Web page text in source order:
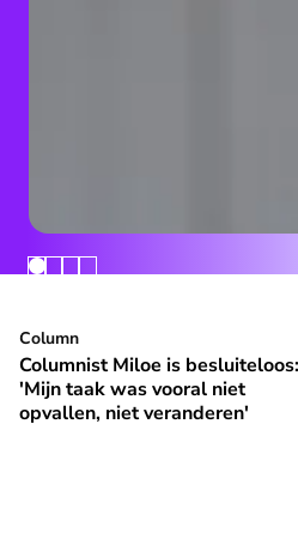
Columnist Miloe is
⭐ Premium
Column
Columnist Miloe is besluiteloos:
'Mijn taak was vooral niet
opvallen, niet veranderen'